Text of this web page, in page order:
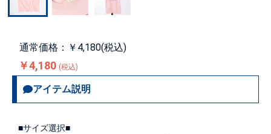
通常価格：￥4,180(税込)
￥4,180 (税込)
アイテム説明
■サイズ選択■